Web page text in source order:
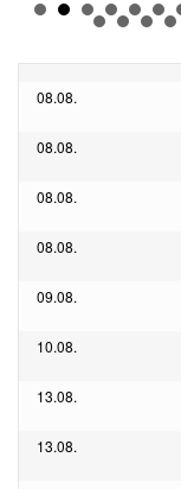
08.08.
08.08.
08.08.
08.08.
09.08.
10.08.
13.08.
13.08.